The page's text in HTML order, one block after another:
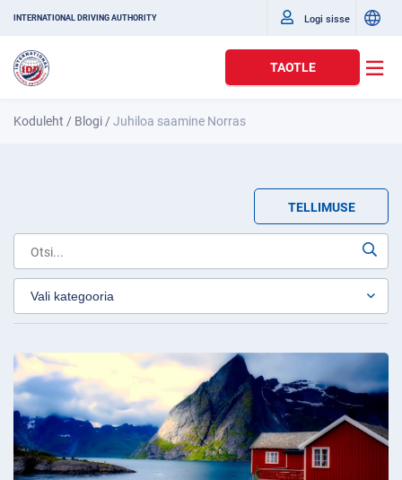
INTERNATIONAL DRIVING AUTHORITY Logi sisse
TAOTLE
Koduleht / Blogi /Juhiloa saamine Norras
TELLIMUSE